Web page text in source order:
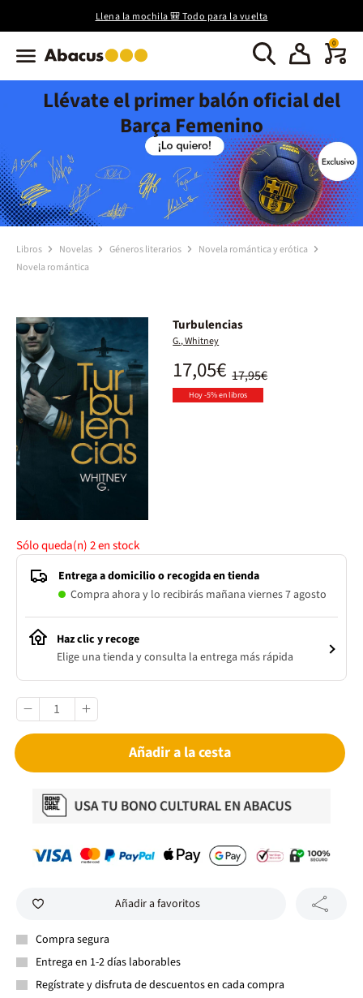
Llena la mochila 🎒 Todo para la vuelta
0
Llévate el primer balón oficial del
Barça Femenino
Libros Novelas Géneros literarios
Novela romántica y erótica
Novela romántica
Turbulencias
G., Whitney
17,95€
17,05€
Hoy -5% en libros
Sólo queda(n)2en stock
Entrega a domicilio o recogida en tienda
Compra ahora y lo recibirás mañana viernes 7 agosto
Haz clic y recoge
Elige una tienda y consulta la entrega más rápida
Añadir a la cesta
Añadir a favoritos
Compra segura
Entrega en 1-2 días laborables
Regístrate y disfruta de descuentos en cada compra